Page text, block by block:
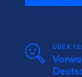
ÜBER